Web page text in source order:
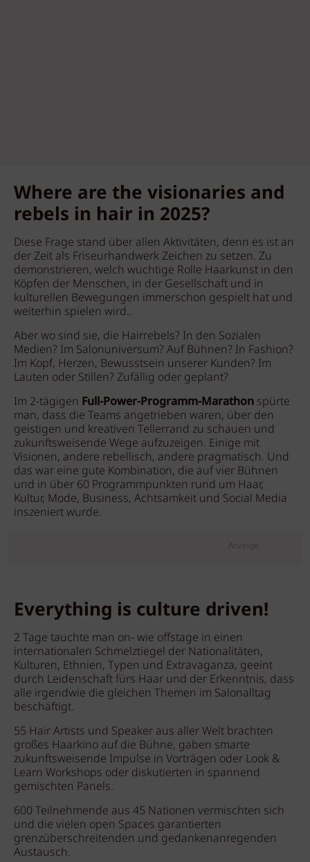
Where are the visionaries and
rebels in hair in 2025?
Diese Frage stand über allen Aktivitäten, denn es ist an
der Zeit als Friseurhandwerk Zeichen zu setzen. Zu
demonstrieren, welch wuchtige Rolle Haarkunst in den
Köpfen der Menschen, in der Gesellschaft und in
kulturellen Bewegungen immerschon gespielt hat und
weiterhin spielen wird..
Aber wo sind sie, die Hairrebels? In den Sozialen
Medien? Im Salonuniversum? Auf Bühnen? In Fashion?
Im Kopf, Herzen, Bewusstsein unserer Kunden? Im
Lauten oder Stillen? Zufällig oder geplant?
Im 2-tägigen Full-Power-Programm-Marathon spürte
man, dass die Teams angetrieben waren, über den
geistigen und kreativen Tellerrand zu schauen und
zukunftsweisende Wege aufzuzeigen. Einige mit
Visionen, andere rebellisch, andere pragmatisch. Und
das war eine gute Kombination, die auf vier Bühnen
und in über 60 Programmpunkten rund um Haar,
Kultur, Mode, Business, Achtsamkeit und Social Media
inszeniert wurde.
Anzeige
Everything is culture driven!
2 Tage tauchte man on- wie offstage in einen
internationalen Schmelztiegel der Nationalitäten,
Kulturen, Ethnien, Typen und Extravaganza, geeint
durch Leidenschaft fürs Haar und der Erkenntnis, dass
alle irgendwie die gleichen Themen im Salonalltag
beschäftigt.
55 Hair Artists und Speaker aus aller Welt brachten
großes Haarkino auf die Bühne, gaben smarte
zukunftsweisende Impulse in Vorträgen oder Look &
Learn Workshops oder diskutierten in spannend
gemischten Panels.
600 Teilnehmende aus 45 Nationen vermischten sich
und die vielen open Spaces garantierten
grenzüberschreitenden und gedankenanregenden
Austausch.